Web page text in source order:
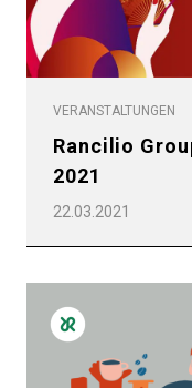
VERANSTALTUNGEN
Rancilio
2021
22.03.2021